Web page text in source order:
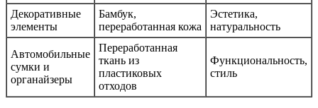
Декоративные
элементы
Бамбук,
переработанная кожа
Эстетика,
натуральность
Автомобильные
сумки и
органайзеры
Переработанная
ткань из
пластиковых
отходов
Функциональность,
стиль